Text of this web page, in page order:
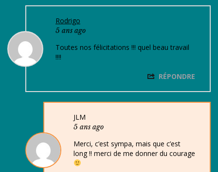
Rodrigo
5 ans ago
Toutes nos félicitations !!! quel beau travail
!!!!
RÉPONDRE
JLM
5 ans ago
Merci, c’est sympa, mais que c’est
long !! merci de me donner du courage